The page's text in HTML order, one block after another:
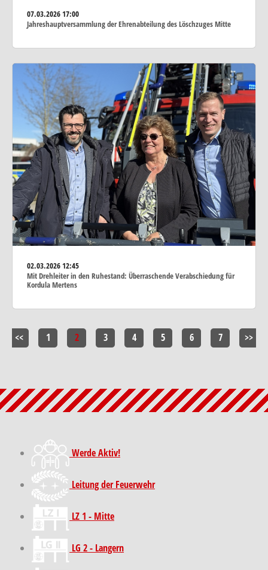
07.03.202617:00
Jahreshauptversammlung der Ehrenabteilung des Löschzuges Mitte
02.03.202612:45
Mit Drehleiter in den Ruhestand: Überraschende Verabschiedung für
Kordula Mertens
<< 1 2 3 4 5 6 7 >>
Werde Aktiv!
Leitung der Feuerwehr
LZ 1 - Mitte
LG 2 - Langern